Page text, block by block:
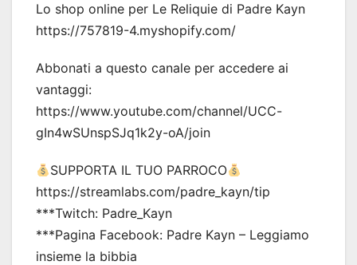
Lo shop online per Le Reliquie di Padre Kayn
https://757819-4.myshopify.com/
Abbonati a questo canale per accedere ai
vantaggi:
https://www.youtube.com/channel/UCC-
gIn4wSUnspSJq1k2y-oA/join
SUPPORTA IL TUO PARROCO
https://streamlabs.com/padre_kayn/tip
***Twitch: Padre_Kayn
***Pagina Facebook: Padre Kayn – Leggiamo
insieme la bibbia